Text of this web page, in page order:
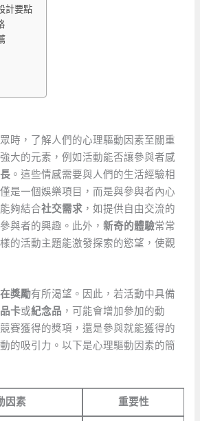
計要點
時，了解人們的心理驅動因素至關重
大的元素，例如活動能否讓參與者感
。這些情感需要與人們的生活經驗相
是一個娛樂項目，而是與參與者內心
夠結合社交需求 ，如提供自由交流的
與者的興趣。此外，新奇的體驗常常
的活動主題能激發探索的慾望，使觀
獎勵有所渴望。因此，若活動中具備
卡或紀念品 ，可能會增加參加的動
賽獲得的獎項，還是參與就能獲得的
的吸引力。以下是心理驅動因素的簡
因素 重要性